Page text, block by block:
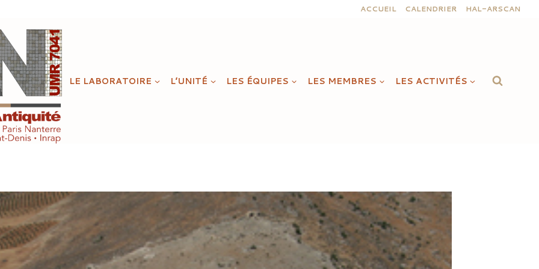
ACCUEIL CALENDRIER HAL-ARSCAN
LE LABORATOIRE L’UNITÉ LES ÉQUIPES LES MEMBRES LES ACTIVITÉS